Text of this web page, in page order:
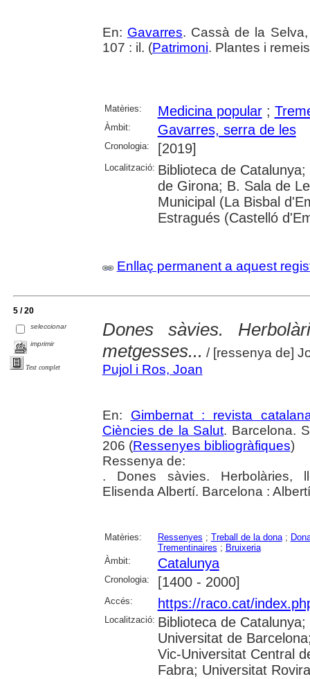
En: Gavarres. Cassà de la
107 : il. (Patrimoni. Plantes i
Matèries: Medicina popular;
Àmbit: Gavarres, serra de les
Cronologia: [2019]
Localització: Biblioteca de
de Girona; B. Sala de
Municipal (La Bisbal
Estragués (Castelló
Enllaç permanent a aquest
5 / 20
seleccionar
imprimir
Text complet
Dones sàvies.
metgesses... / [ressenya de]
Pujol i Ros, Joan
En: Gimbernat : revista
Ciències de la Salut. Barcelona.
206 (Ressenyes bibliogràfiques)
Ressenya de:
. Dones sàvies. Herbolàries,
Elisenda Albertí. Barcelona :
Matèries: Ressenyes ; Treball de la dona;
Trementinaires ; Bruixeria
Àmbit:
Catalunya
Cronologia: [1400 - 2000]
Accés: https://raco.cat/
Localització: Biblioteca de
Universitat de
Vic-Universitat Central
Fabra; Universitat